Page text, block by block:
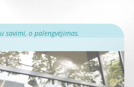
savimi, o palengvėjimas.